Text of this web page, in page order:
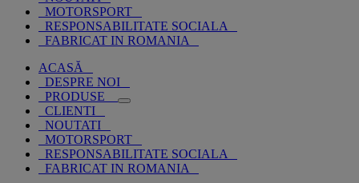
MOTORSPORT
RESPONSABILITATE SOCIALA
FABRICAT IN ROMANIA
ACASĂ
DESPRE NOI
PRODUSE
CLIENTI
NOUTATI
MOTORSPORT
RESPONSABILITATE SOCIALA
FABRICAT IN ROMANIA